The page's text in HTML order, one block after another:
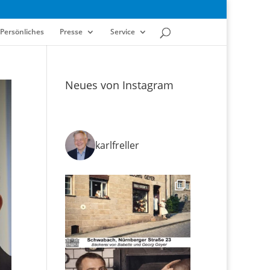
Persönliches Presse Service
Neues von Instagram
karlfreller